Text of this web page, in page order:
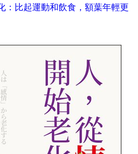
：比起運動和飲食，額葉年輕更